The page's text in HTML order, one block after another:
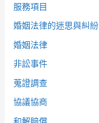
服務項目
婚姻法律的迷思與糾紛
婚姻法律
非訟事件
蒐證調查
協議協商
和解賠償